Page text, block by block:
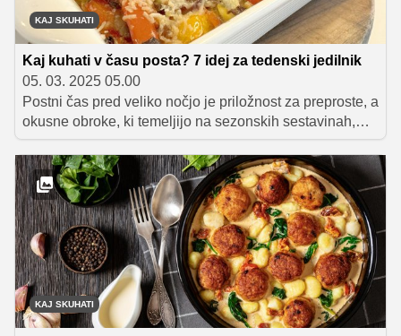
KAJ SKUHATI
Kaj kuhati v času posta? 7 idej za tedenski jedilnik
05. 03. 2025 05.00
Postni čas pred veliko nočjo je priložnost za preproste, a
okusne obroke, ki temeljijo na sezonskih sestavinah,
zelenjavi, stročnicah in ribah. Če se v tem obdobju
izogibate mesu ali iščete lažje jedi, smo za vas pripravili
nekaj odličnih idej za kosila, ki bodo nasitna, hranljiva in
polna okusa.
KAJ SKUHATI